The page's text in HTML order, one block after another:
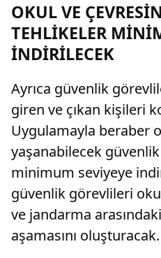
OKUL VE
TEHLİKELER
İNDİRİLECEK
Ayrıca güvenlik
giren ve çıkan kişileri
Uygulamayla beraber
yaşanabilecek
minimum seviyeye
güvenlik görevlileri
ve jandarma
aşamasını oluşturacak.